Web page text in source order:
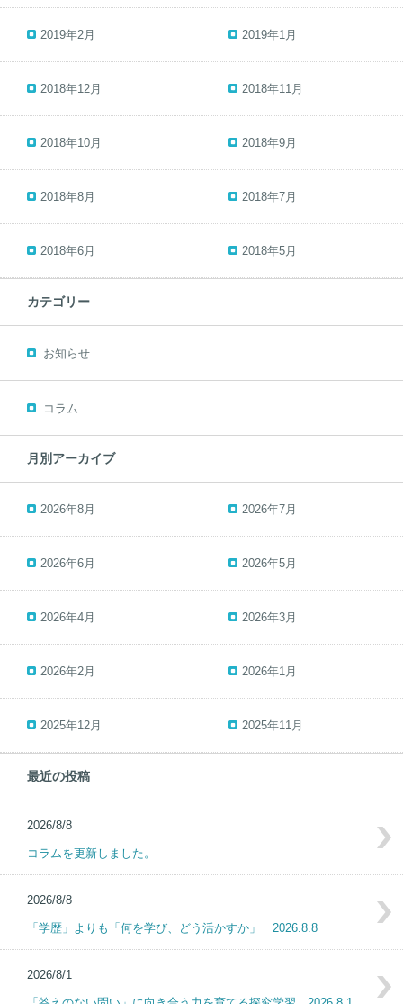
2019年2月 2019年1月
2018年12月 2018年11月
2018年10月 2018年9月
2018年8月 2018年7月
2018年6月 2018年5月
カテゴリー
お知らせ
コラム
月別アーカイブ
2026年8月 2026年7月
2026年6月 2026年5月
2026年4月 2026年3月
2026年2月 2026年1月
2025年12月 2025年11月
最近の投稿
2026/8/8
コラムを更新しました。
2026/8/8
「学歴」よりも「何を学び、どう活かすか」 2026.8.8
2026/8/1